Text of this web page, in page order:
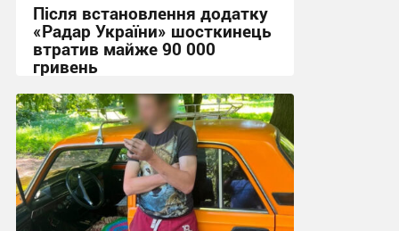
Після встановлення додатку
«Радар України» шосткинець
втратив майже 90 000
гривень
11:44, 7.08.2026